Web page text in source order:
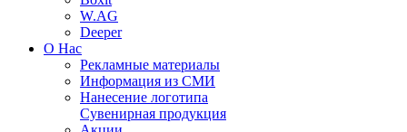
W.AG
Deeper
О Нас
Рекламные материалы
Информация из СМИ
Нанесение логотипа
Сувенирная продукция